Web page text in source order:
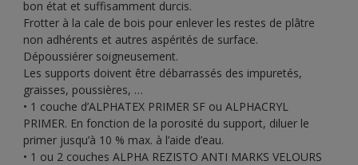
bon état et suffisamment durcis.
Frotter à la cale de bois pour enlever les restes de plâtre
non adhérents et autres aspérités de surface.
Dépoussiérer soigneusement.
Les supports doivent être débarrassés des impuretés,
graisses, poussières, …
• 1 couche d’ALPHATEX PRIMER SF ou ALPHACRYL
PRIMER. En fonction de la porosité du support, diluer le
primer jusqu’à 10 % max. à l’aide d’eau.
• 1 ou 2 couches ALPHA REZISTO ANTI MARKS VELOURS